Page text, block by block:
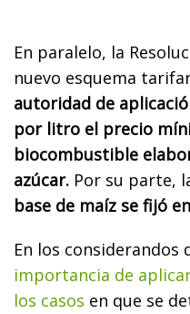
En paralelo, la
nuevo esquema
autoridad de
por litro el precio
biocombustible
azúcar. Por su parte,
base de maíz se fijó
En los considerandos
importancia de
los casos en que se